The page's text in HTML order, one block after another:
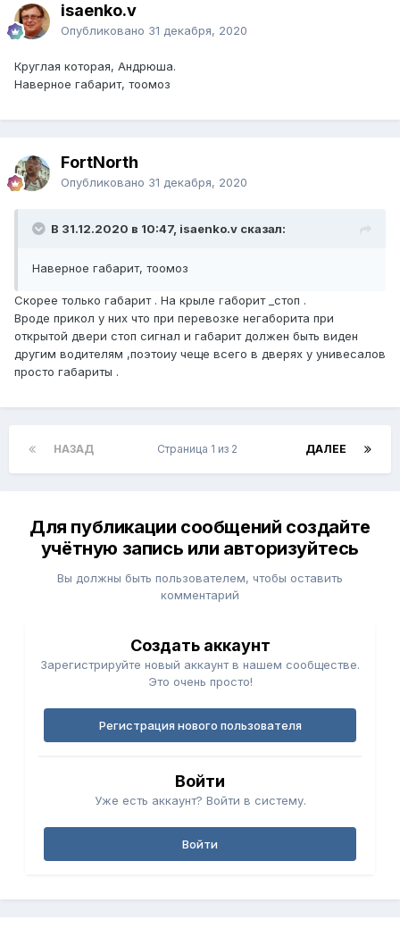
isaenko.v
Опубликовано 31 декабря, 2020
Круглая которая, Андрюша.
Наверное габарит, тоомоз
FоrtNorth
Опубликовано 31 декабря, 2020
В 31.12.2020 в 10:47, isaenko.v сказал:
Наверное габарит, тоомоз
Скорее только габарит . На крыле габорит _стоп .
Вроде прикол у них что при перевозке негаборита при
открытой двери стоп сигнал и габарит должен быть виден
другим водителям ,поэтоиу чеще всего в дверях у унивесалов
просто габариты .
НАЗАД ДАЛЕЕ
Страница 1 из 2
Для публикации сообщений создайте
учётную запись или авторизуйтесь
Вы должны быть пользователем, чтобы оставить
комментарий
Создать аккаунт
Зарегистрируйте новый аккаунт в нашем сообществе.
Это очень просто!
Регистрация нового пользователя
Войти
Уже есть аккаунт? Войти в систему.
Войти